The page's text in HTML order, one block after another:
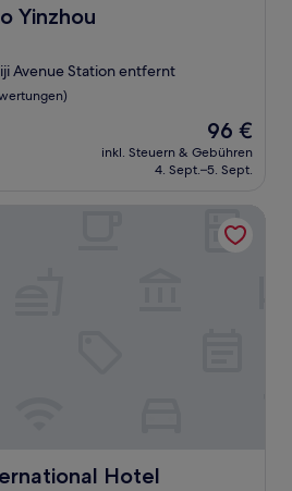
Yinzhou
Avenue Station entfernt
Der
Preis
beträgt
96 €
inkl. Steuern & Gebühren
4. Sept.–5. Sept.
Hotel
Hotel